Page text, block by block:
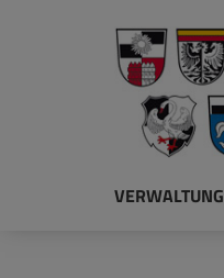
VERWALTUNG